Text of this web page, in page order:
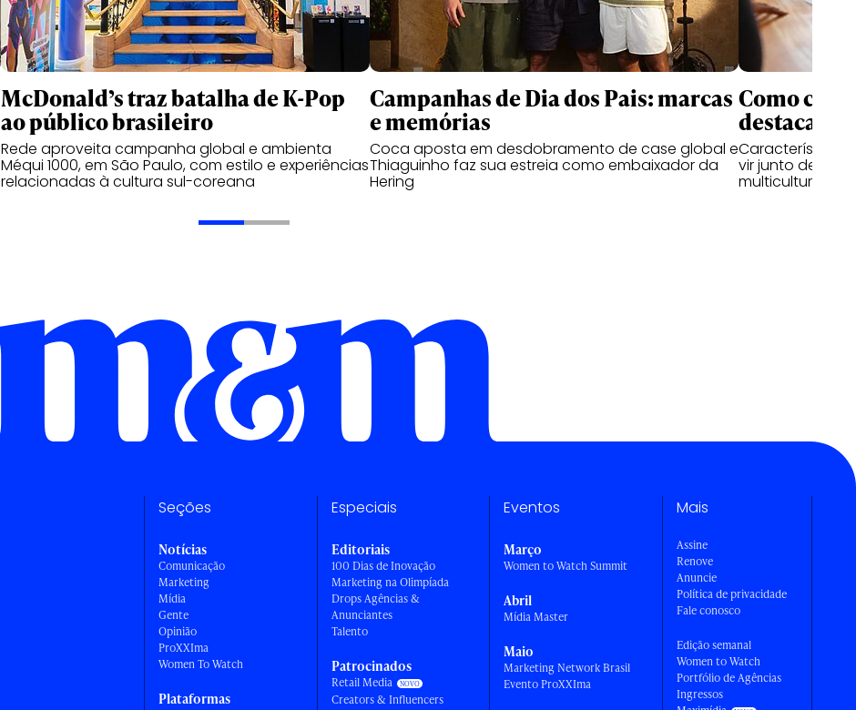
McDonald’s traz batalha de K-Pop
ao público brasileiro
Rede aproveita campanha global e ambienta
Méqui 1000, em São Paulo, com estilo e experiências
relacionadas à cultura sul-coreana
Campanhas de Dia dos Pais: marcas
e memórias
Coca aposta em desdobramento de case global e
Thiaguinho faz sua estreia como embaixador da
Hering
Como
destacam
Características
vir junto de
multiculturais
Seções
Notícias
Comunicação
Marketing
Mídia
Gente
Opinião
ProXXIma
Women To Watch
Plataformas
Especiais
Editoriais
100 Dias de Inovação
Marketing na Olimpíada
Drops Agências &
Anunciantes
Talento
Patrocinados
Retail Media
Creators & Influencers
Eventos
Março
Women to Watch Summit
Abril
Mídia Master
Maio
Marketing Network Brasil
Evento ProXXIma
Mais
Assine
Renove
Anuncie
Política de privacidade
Fale conosco
Edição semanal
Women to Watch
Portfólio de Agências
Ingressos